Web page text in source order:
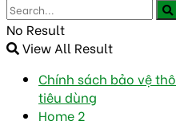
No Result
View All Result
Chính sách bảo vệ
tiêu dùng
Home 2